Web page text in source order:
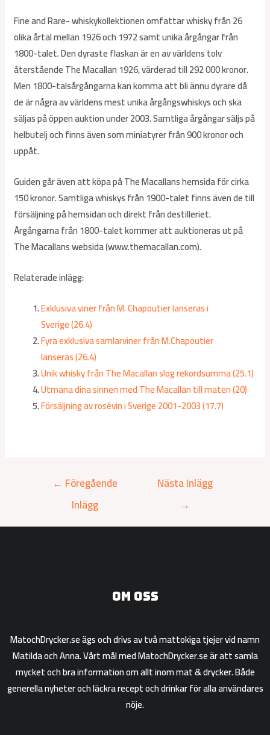
Fine and Rare- whiskykollektionen omfattar whisky från 26
olika årtal mellan 1926 och 1972 samt unika årgångar från
1800-talet. Den dyraste flaskan är en av världens tolv
återstående The Macallan 1926, värderad till 292 000 kronor.
Men 1800-talsårgångarna kan komma att bli ännu dyrare då
de är några av världens mest unika årgångswhiskys och ska
säljas på öppen auktion under 2003. Samtliga årgångar säljs på
helbutelj och finns även som miniatyrer från 900 kronor och
uppåt.
Guiden går även att köpa på The Macallans hemsida för cirka
150 kronor. Samtliga whiskys från 1900-talet finns även de till
försäljning på hemsidan och direkt från destilleriet.
Årgångarna från 1800-talet kommer att auktioneras ut på
The Macallans websida (www.themacallan.com).
Relaterade inlägg:
Exklusiva viner från M. Chapoutier lanseras i
Sverige (26.4)
Fyra exklusiva samlarviner från M.Chapoutier
lanseras (26.4)
Unik whisky från The Macallan slog rekordsumma (25.1)
Utmana dina sinnen med The Macallan till maten (20)
Försäljning av rosévin i Sverige 2001-2003 (17.7)
← Föregående
Inlägg
Nästa Inlägg
→
Om oss
MatochDrycker.se ägs och drivs av två mattokiga tjejer vid namn
Matilda och Anna. Vårt mål med MatochDrycker.se är att samla
mycket och bra information om allt inom mat & drycker. Både
generella nyheter och läckra recept och drinkar för alla användares
nöje.